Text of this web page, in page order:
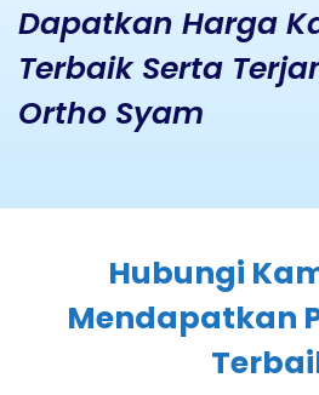
Dapatkan Harga
Terbaik Serta
Ortho Syam
Hubungi
Mendapatkan